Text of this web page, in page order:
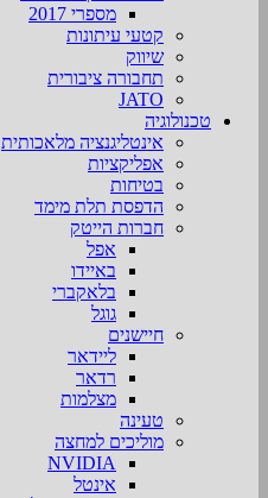
מספרי 2017
קטעי עיתונות
שיווק
תחבורה ציבורית
JATO
טכנולוגיה
אינטליגנציה מלאכותית
אפליקציות
בטיחות
הדפסת תלת מימד
חברות הייטק
אפל
באיידו
בלאקברי
גוגל
חיישנים
ליידאר
רדאר
מצלמות
טעינה
מוליכים למחצה
NVIDIA
אינטל